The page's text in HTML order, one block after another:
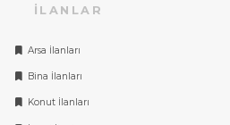
İLANLAR
Arsa İlanları
Bina İlanları
Konut İlanları